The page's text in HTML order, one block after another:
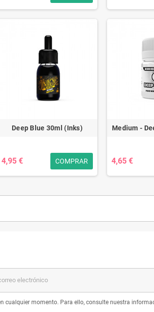
Deep Blue 30ml (Inks)
4,95 € COMPRAR
Medium -
4,65 €
cualquier momento. Para ello, consulte nuestra